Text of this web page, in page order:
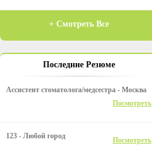
+ Смотреть Все
Последние Резюме
Ассистент стоматолога/медсестра - Москва
Посмотреть
123 - Любой город Посмотреть